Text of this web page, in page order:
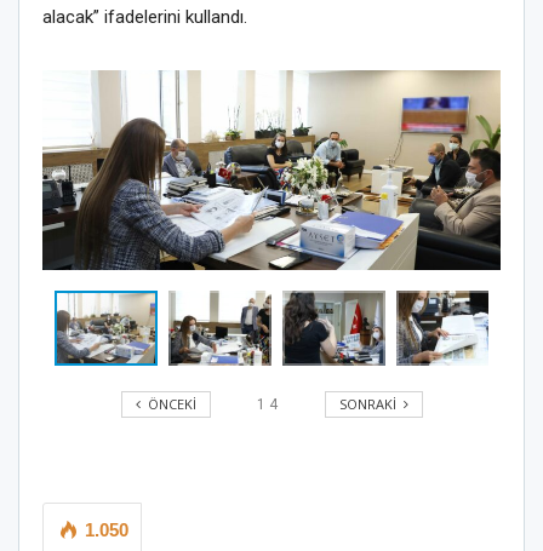
alacak” ifadelerini kullandı.
ÖNCEKI 1 4 SONRAKI
1.050